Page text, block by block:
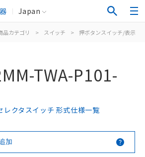
Japan
品カテゴリ > スイッチ > 押ボタンスイッチ/表示灯
TWA-P101-
レクタスイッチ 形式仕様一覧
加